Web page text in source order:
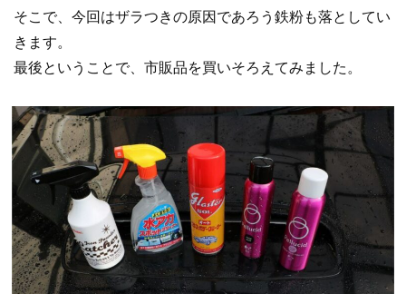
そこで、今回はザラつきの原因であろう鉄粉も落としてい
きます。
最後ということで、市販品を買いそろえてみました。